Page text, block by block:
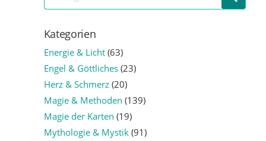
Kategorien
Energie & Licht(63)
Engel & Göttliches(23)
Herz & Schmerz(20)
Magie & Methoden (139)
Magie der Karten (19)
Mythologie & Mystik(91)